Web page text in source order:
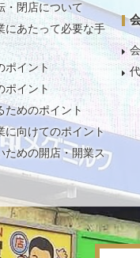
・閉店について
にあたって必要な手
ポイント
ポイント
ためのポイント
に向けてのポイント
ための開店・開業ス